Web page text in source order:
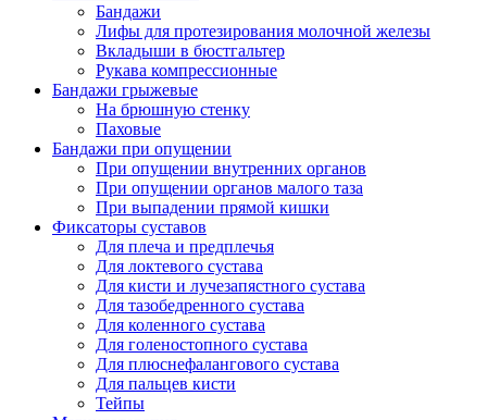
Бандажи
Лифы для протезирования молочной железы
Вкладыши в бюстгальтер
Рукава компрессионные
Бандажи грыжевые
На брюшную стенку
Паховые
Бандажи при опущении
При опущении внутренних органов
При опущении органов малого таза
При выпадении прямой кишки
Фиксаторы суставов
Для плеча и предплечья
Для локтевого сустава
Для кисти и лучезапястного сустава
Для тазобедренного сустава
Для коленного сустава
Для голеностопного сустава
Для плюснефалангового сустава
Для пальцев кисти
Тейпы